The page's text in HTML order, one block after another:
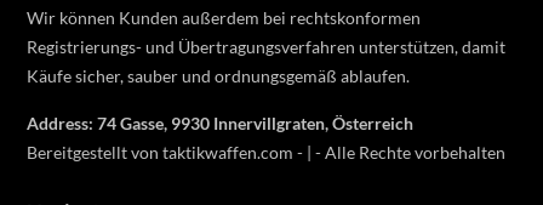
Wir können Kunden außerdem bei rechtskonformen
Registrierungs- und Übertragungsverfahren unterstützen, damit
Käufe sicher, sauber und ordnungsgemäß ablaufen.
Address: 74 Gasse, 9930 Innervillgraten, Österreich
Bereitgestellt von taktikwaffen.com - | - Alle Rechte vorbehalten